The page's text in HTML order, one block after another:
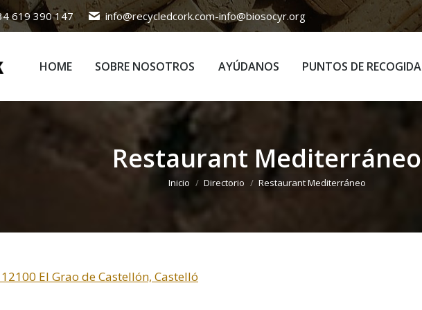
619 390 147 info@recycledcork.com-info@biosocyr.org
HOME SOBRE NOSOTROS AYÚDANOS PUNTOS DE RECOGIDA
Restaurant Mediterráneo
Estás aquí:
Inicio Directorio Restaurant Mediterráneo
El Grao de Castellón, Castelló
HOME SOBRE NOSOTROS AYÚDANOS PUNTOS DE RECOGIDA